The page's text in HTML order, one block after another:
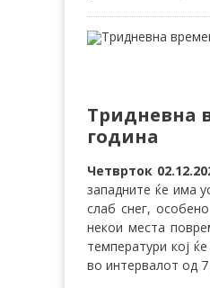
Тридневна
година
Четврток
западните ќе има
слаб снег,
некои места
температури кој
во интервалот од